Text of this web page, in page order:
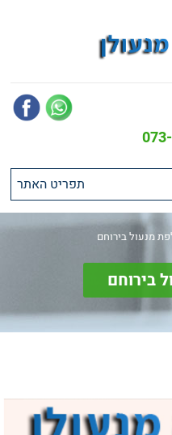
מנעול בירוחם
בירוחם